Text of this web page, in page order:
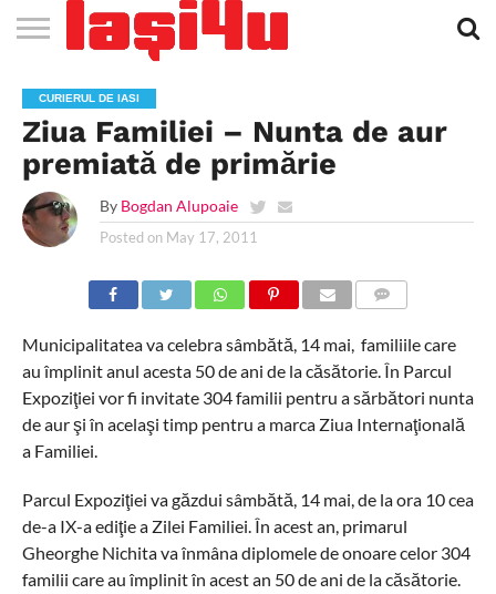
STIRI
APARTAMENTE
NOI IASI
STIRI
IASI
JOBS
IN
IASI
FILME
LA
CINEMA
CLUBURI /
DISCOTECI
BARURI /
CAFENELE
SALI DE
FORTA
SI
FITNESS
SALOANE DE
INFRUMUSETARE
AGENTII
DE
TURISM
IASI
RESTAURANTE
IN IASI
PIZZA
IN
IASI
PISCINA
IN IASI
FLORARII
RADIO
LIVE
IN IASI
SPALATORII
AUTO
TRACTARI
AUTO
TAXI
IN
IASI
CINEMA
TEATRU
HOTELURI
/
PENSIUNI
TEREN
SPORTIV
TEREN
TENIS
IASI
FARMACII
NON
STOP
COFFEE-
TO-GO
FIRME DE
PUBLICITATE
RENT
A
CAR
CURIERUL DE IASI
Ziua Familiei – Nunta de aur
premiată de primărie
By Bogdan Alupoaie
Posted on May 17, 2011
Municipalitatea va celebra sâmbătă, 14 mai, familiile care
au împlinit anul acesta 50 de ani de la căsătorie. În Parcul
Expoziţiei vor fi invitate 304 familii pentru a sărbători nunta
de aur şi în acelaşi timp pentru a marca Ziua Internaţională
a Familiei.
Parcul Expoziţiei va găzdui sâmbătă, 14 mai, de la ora 10 cea
de-a IX-a ediţie a Zilei Familiei. În acest an, primarul
Gheorghe Nichita va înmâna diplomele de onoare celor 304
familii care au împlinit în acest an 50 de ani de la căsătorie.